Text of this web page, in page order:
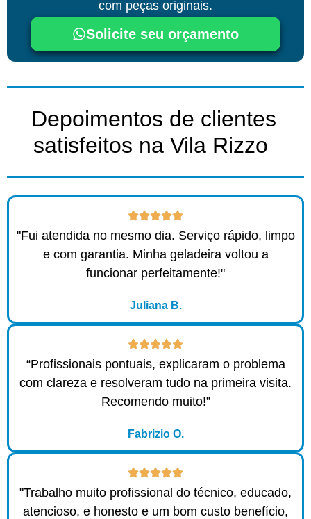
com peças originais.
Solicite seu orçamento
Depoimentos de clientes
satisfeitos na Vila Rizzo ​
"Fui atendida no mesmo dia. Serviço rápido, limpo
e com garantia. Minha geladeira voltou a
funcionar perfeitamente!"
Juliana B.
“Profissionais pontuais, explicaram o problema
com clareza e resolveram tudo na primeira visita.
Recomendo muito!”
Fabrizio O.
"Trabalho muito profissional do técnico, educado,
atencioso, e honesto e um bom custo benefício,